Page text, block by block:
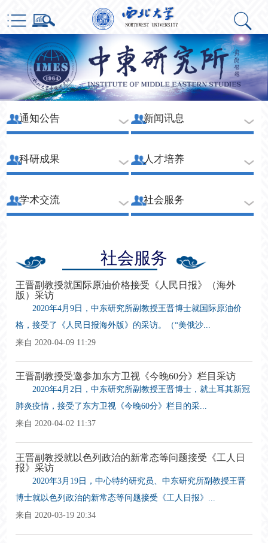
通知公告 新闻讯息
科研成果 人才培养
学术交流 社会服务
社会服务
王晋副教授就国际原油价格接受《人民日报》（海外
版）采访
2020年4月9日，中东研究所副教授王晋博士就国际原油价
格，接受了《人民日报海外版》的采访。（“美俄沙...
来自 2020-04-09 11:29
王晋副教授受邀参加东方卫视《今晚60分》栏目采访
2020年4月2日，中东研究所副教授王晋博士，就土耳其新冠
肺炎疫情，接受了东方卫视《今晚60分》栏目的采...
来自 2020-04-02 11:37
王晋副教授就以色列政治的新常态等问题接受《工人日
报》采访
2020年3月19日，中心特约研究员、中东研究所副教授王晋
博士就以色列政治的新常态等问题接受《工人日报》...
来自 2020-03-19 20:34